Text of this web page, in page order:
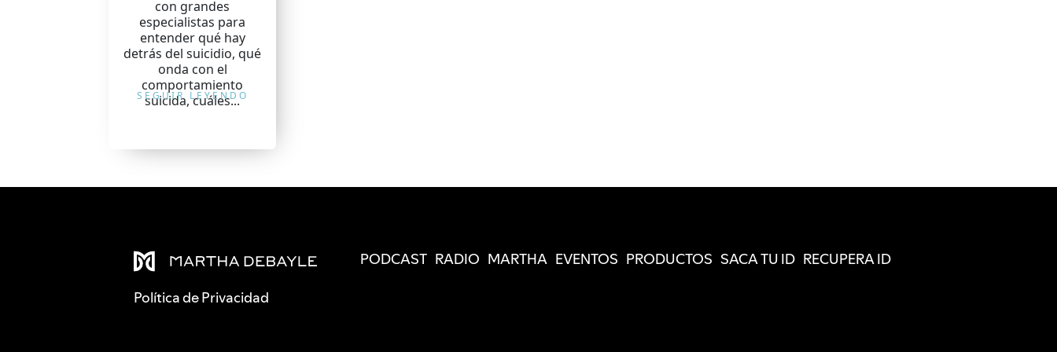
con grandes
especialistas para
entender qué hay
detrás del suicidio, qué
onda con el
comportamiento
suicida, cuáles...
SEGUIR LEYENDO
Política de Privacidad
PODCAST RADIO MARTHA EVENTOS PRODUCTOS SACA TU ID RECUPERA ID